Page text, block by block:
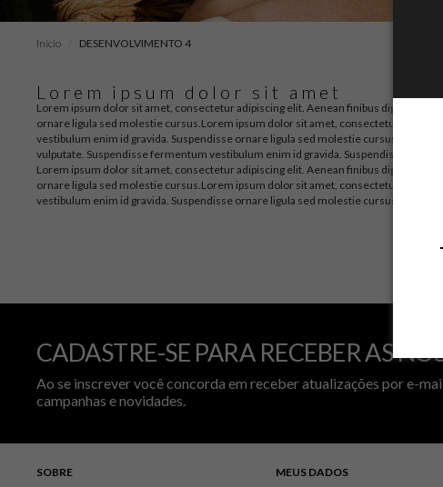
Início DESENVOLVIMENTO 4
Lorem ipsum dolor sit amet
Lorem ipsum dolor sit amet, consectetur adipiscing elit. Aenean finibus dignissim
ornare ligula sed molestie cursus. Lorem ipsum dolor sit amet, consectetur
vestibulum enim id gravida. Suspendisse ornare ligula sed molestie cursus.
Lorem
vulputate. Suspendisse fermentum vestibulum enim id gravida. Suspendisse
Lorem ipsum dolor sit amet, consectetur adipiscing elit. Aenean finibus dignissim
ornare ligula sed molestie cursus. Lorem ipsum dolor sit amet, consectetur
vestibulum enim id gravida. Suspendisse ornare ligula sed molestie cursus.
CADASTRE-SE PARA RECEBER AS
Ao se inscrever você concorda em receber atualizações por e-
campanhas e novidades.
SOBRE MEUS DADOS